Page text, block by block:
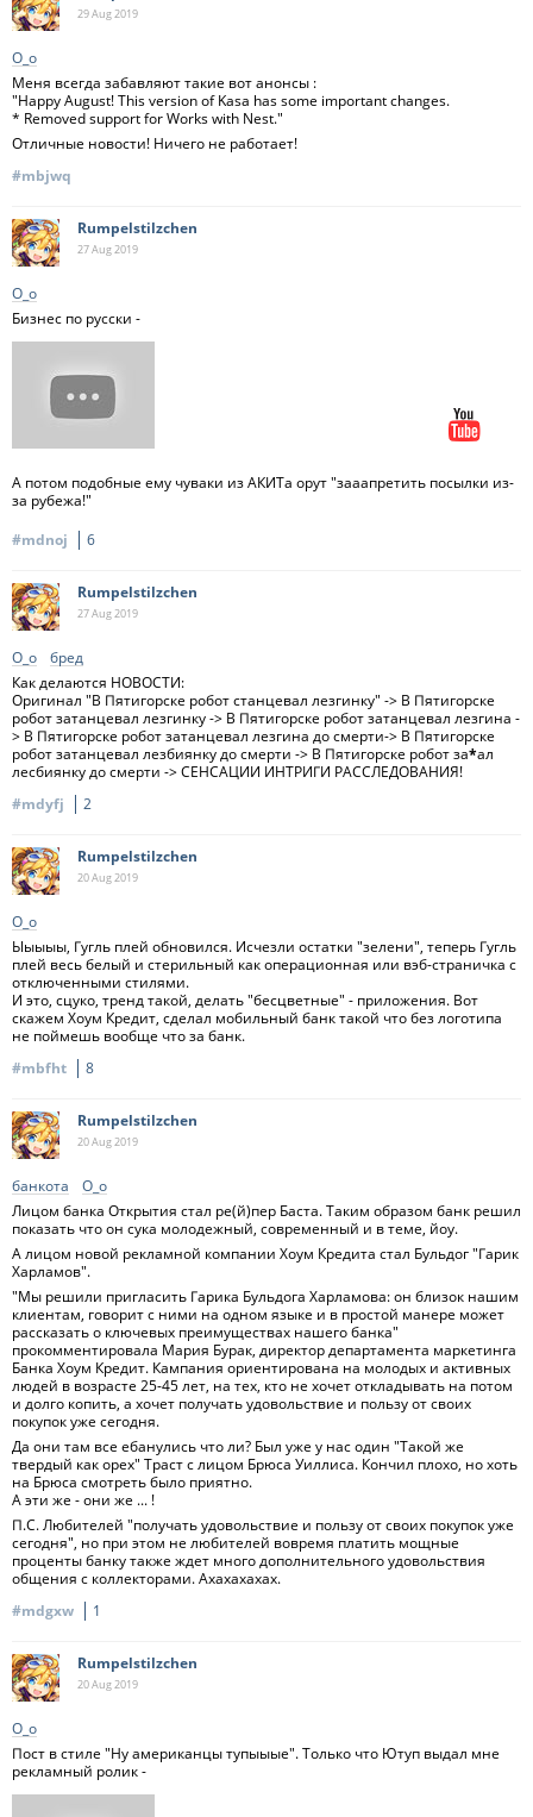
29 Aug2019
О_о
Меня всегда забавляют такие вот анонсы :
"Happy August! This version of Kasa has some important changes.
* Removed support for Works with Nest."
Отличные новости! Ничего не работает!
#mbjwq
Rumpelstilzchen
27 Aug2019
О_о
Бизнес по русски -
А потом подобные ему чуваки из АКИТа орут "зааапретить посылки из-
за рубежа!"
#mdnoj
6
Rumpelstilzchen
27 Aug2019
О_о
бред
Как делаются НОВОСТИ:
Оригинал "В Пятигорске робот станцевал лезгинку" -> В Пятигорске
робот затанцевал лезгинку -> В Пятигорске робот затанцевал лезгина -
> В Пятигорске робот затанцевал лезгина до смерти-> В Пятигорске
робот затанцевал лезбиянку до смерти -> В Пятигорске робот за*ал
лесбиянку до смерти -> СЕНСАЦИИ ИНТРИГИ РАССЛЕДОВАНИЯ!
#mdyfj
2
Rumpelstilzchen
20 Aug2019
О_о
Ыыыыы, Гугль плей обновился. Исчезли остатки "зелени", теперь Гугль
плей весь белый и стерильный как операционная или вэб-страничка с
отключенными стилями.
И это, сцуко, тренд такой, делать "бесцветные" - приложения. Вот
скажем Хоум Кредит, сделал мобильный банк такой что без логотипа
не поймешь вообще что за банк.
#mbfht
8
Rumpelstilzchen
20 Aug2019
банкота
О_о
Лицом банка Открытия стал ре(й)пер Баста. Таким образом банк решил
показать что он сука молодежный, современный и в теме, йоу.
А лицом новой рекламной компании Хоум Кредита стал Бульдог "Гарик
Харламов".
"Мы решили пригласить Гарика Бульдога Харламова: он близок нашим
клиентам, говорит с ними на одном языке и в простой манере может
рассказать о ключевых преимуществах нашего банка"
прокомментировала Мария Бурак, директор департамента маркетинга
Банка Хоум Кредит. Кампания ориентирована на молодых и активных
людей в возрасте 25-45 лет, на тех, кто не хочет откладывать на потом
и долго копить, а хочет получать удовольствие и пользу от своих
покупок уже сегодня.
Да они там все ебанулись что ли? Был уже у нас один "Такой же
твердый как орех" Траст с лицом Брюса Уиллиса. Кончил плохо, но хоть
на Брюса смотреть было приятно.
А эти же - они же ... !
П.С. Любителей "получать удовольствие и пользу от своих покупок уже
сегодня", но при этом не любителей вовремя платить мощные
проценты банку также ждет много дополнительного удовольствия
общения с коллекторами. Ахахахахах.
#mdgxw
1
Rumpelstilzchen
20 Aug2019
О_о
Пост в стиле "Ну американцы тупыыые". Только что Ютуп выдал мне
рекламный ролик -